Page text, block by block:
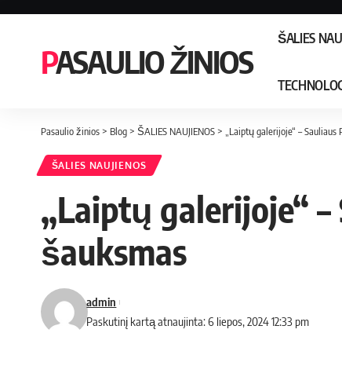
PASAULIO ŽINIOS
ŠALIES
Pasaulio žinios > Blog > ŠALIES NAUJIENOS > „Laiptų galerijoje“ –
ŠALIES NAUJIENOS
„Laiptų galerijoje“
šauksmas
Paskutinį kartą atnaujinta: 6 liepos, 2024 12:33 pm
admin